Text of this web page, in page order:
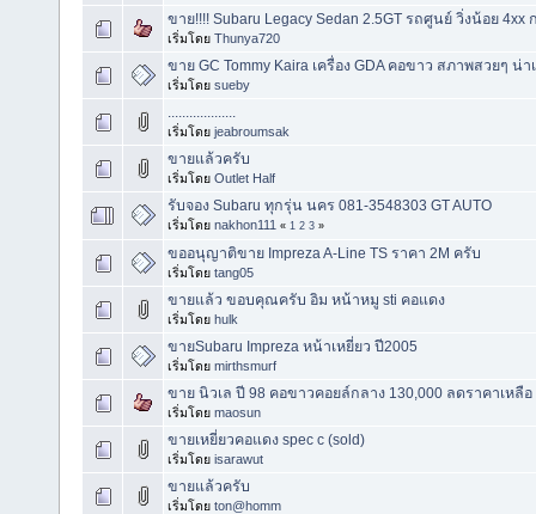
ขาย!!!! Subaru Legacy Sedan 2.5GT รถศูนย์ วิ่งน้อย 4xx
เริ่มโดย Thunya720
ขาย GC Tommy Kaira เครื่อง GDA คอขาว สภาพสวยๆ น่า
เริ่มโดย sueby
เริ่มโดย jeabroumsak
ขายแล้วครับ
เริ่มโดย Outlet Half
รับจอง Subaru ทุกรุ่น นคร 081-3548303 GT AUTO
เริ่มโดย nakhon111 « 1 2 3 »
ขออนุญาติขาย Impreza A-Line TS ราคา 2M ครับ
เริ่มโดย tang05
ขายแล้ว ขอบคุณครับ อิม หน้าหมู sti คอแดง
เริ่มโดย hulk
ขายSubaru Impreza หน้าเหยี่ยว ปี2005
เริ่มโดย mirthsmurf
ขาย นิวเล ปี 98 คอขาวคอยล์กลาง 130,000 ลดราคาเหลือ
เริ่มโดย maosun
ขายเหยี่ยวคอแดง spec c (sold)
เริ่มโดย isarawut
ขายแล้วครับ
เริ่มโดย ton@homm